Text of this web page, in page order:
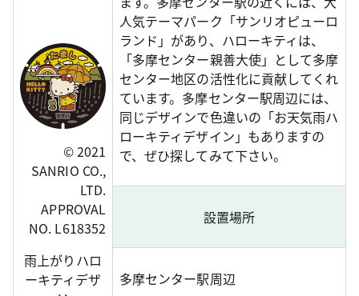
© 2021
SANRIO CO.,
LTD.
APPROVAL
NO. L618352
雨上がりハロ
ーキティデザ
人気テーマパーク「サンリオピューロ
ランド」があり、ハローキティは、
「多摩センター親善大使」として多摩
センター地区の活性化に貢献してくれ
ています。多摩センター駅周辺には、
同じデザインで色違いの「お天気雨ハ
ローキティデザイン」もありますの
で、ぜひ探してみて下さい。
設置場所
多摩センター駅周辺